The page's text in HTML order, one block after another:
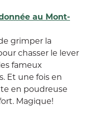
au Mont-
grimper la
chasser le lever
fameux
Et une fois en
en poudreuse
Magique!